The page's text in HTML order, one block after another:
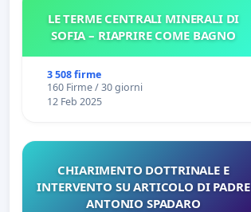
LE TERME CENTRALI MINERALI DI
SOFIA – RIAPRIRE COME BAGNO
3 508 firme
160 Firme / 30 giorni
12 Feb 2025
CHIARIMENTO DOTTRINALE E
INTERVENTO SU ARTICOLO DI PADRE
ANTONIO SPADARO